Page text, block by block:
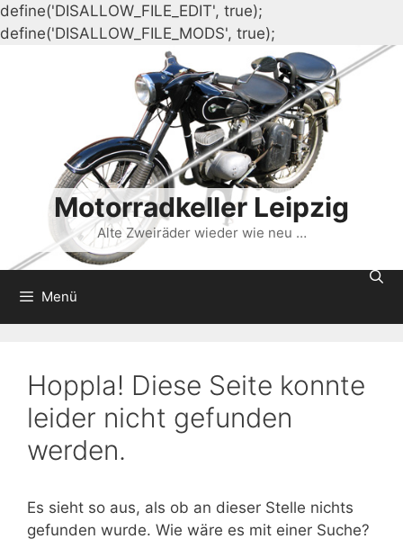
define('DISALLOW_FILE_EDIT', true);
define('DISALLOW_FILE_MODS', true);
Inhalt
springen
Motorradkeller Leipzig
Alte Zweiräder wieder wie neu …
Menü
Hoppla! Diese Seite konnte
leider nicht gefunden
werden.
Es sieht so aus, als ob an dieser Stelle nichts
gefunden wurde. Wie wäre es mit einer Suche?